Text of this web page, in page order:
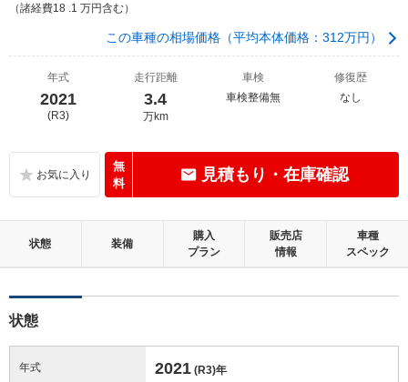
（諸経費18 .1 万円含む）
この車種の相場価格（平均本体価格：312万円）
年式
2021
(R3)
走行距離
3.4
万km
車検
車検整備無
修復歴
なし
無
料
見積もり・在庫確認
状態 装備
購入
プラン
販売店
情報
車種
スペック
状態
年式 2021 (R3)年